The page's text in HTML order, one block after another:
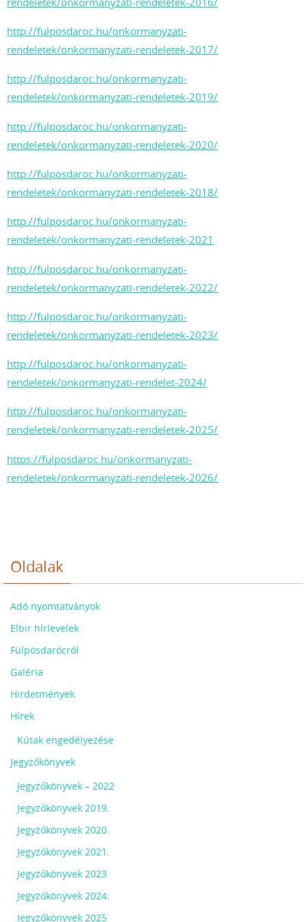
http://fulposdaroc.hu/onkormanyzati-
rendeletek/onkormanyzati-rendeletek-2017/
http://fulposdaroc.hu/onkormanyzati-
rendeletek/onkormanyzati-rendeletek-2019/
http://fulposdaroc.hu/onkormanyzati-
rendeletek/onkormanyzati-rendeletek-2020/
http://fulposdaroc.hu/onkormanyzati-
rendeletek/onkormanyzati-rendeletek-2018/
http://fulposdaroc.hu/onkormanyzati-
rendeletek/onkormanyzati-rendeletek-2021
http://fulposdaroc.hu/onkormanyzati-
rendeletek/onkormanyzati-rendeletek-2022/
http://fulposdaroc.hu/onkormanyzati-
rendeletek/onkormanyzati-rendeletek-2023/
http://fulposdaroc.hu/onkormanyzati-
rendeletek/onkormanyzati-rendelet-2024/
http://fulposdaroc.hu/onkormanyzati-
rendeletek/onkormanyzati-rendeletek-2025/
https://fulposdaroc.hu/onkormanyzati-
rendeletek/onkormanyzati-rendeletek-2026/
Oldalak
Adó nyomtatványok
Elbir hírlevelek
Fülpösdarócról
Galéria
Hirdetmények
Hírek
Kútak engedélyezése
Jegyzőkönyvek
Jegyzőkönyvek – 2022
Jegyzőkönyvek 2019.
Jegyzőkönyvek 2020.
Jegyzőkönyvek 2021.
Jegyzőkönyvek 2023
Jegyzőkönyvek 2024.
Jegyzőkönyvek 2025